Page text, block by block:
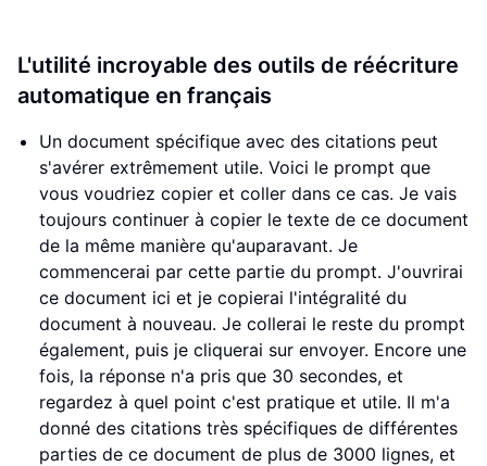
L'utilité incroyable des outils de réécriture
automatique en français
Un document spécifique avec des citations peut
s'avérer extrêmement utile. Voici le prompt que
vous voudriez copier et coller dans ce cas. Je vais
toujours continuer à copier le texte de ce document
de la même manière qu'auparavant. Je
commencerai par cette partie du prompt. J'ouvrirai
ce document ici et je copierai l'intégralité du
document à nouveau. Je collerai le reste du prompt
également, puis je cliquerai sur envoyer. Encore une
fois, la réponse n'a pris que 30 secondes, et
regardez à quel point c'est pratique et utile. Il m'a
donné des citations très spécifiques de différentes
parties de ce document de plus de 3000 lignes, et